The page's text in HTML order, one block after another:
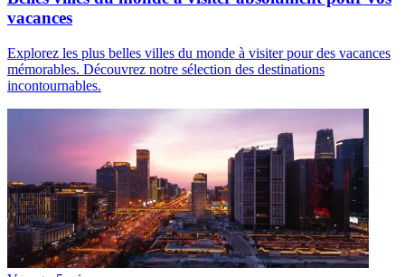
vacances
Explorez les plus belles villes du monde à visiter pour des vacances
mémorables. Découvrez notre sélection des destinations
incontournables.